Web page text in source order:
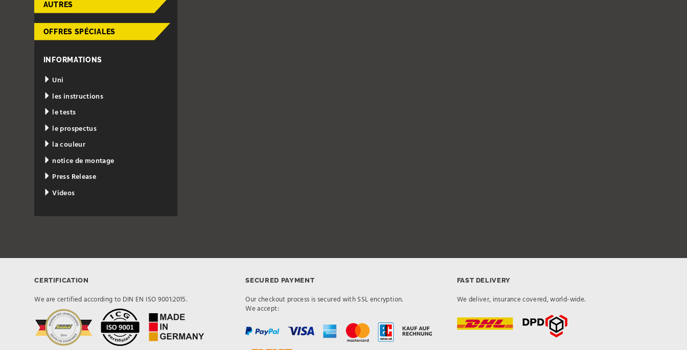
AUTRES
OFFRES SPÉCIALES
INFORMATIONS
Uni
les instructions
le tests
le prospectus
la couleur
notice de montage
Press Release
Videos
CERTIFICATION
We are certified according to DIN EN ISO 9001:2015.
SECURED PAYMENT
Our checkout process is secured with SSL encryption.
We accept:
FAST DELIVERY
We deliver, insurance covered, world-wide.